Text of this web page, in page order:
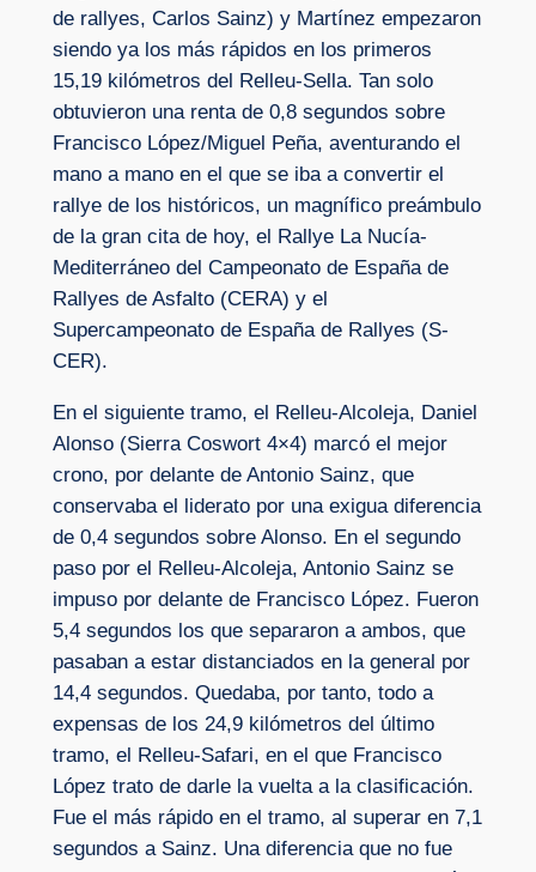
de rallyes, Carlos Sainz) y Martínez empezaron
siendo ya los más rápidos en los primeros
15,19 kilómetros del Relleu-Sella. Tan solo
obtuvieron una renta de 0,8 segundos sobre
Francisco López/Miguel Peña, aventurando el
mano a mano en el que se iba a convertir el
rallye de los históricos, un magnífico preámbulo
de la gran cita de hoy, el Rallye La Nucía-
Mediterráneo del Campeonato de España de
Rallyes de Asfalto (CERA) y el
Supercampeonato de España de Rallyes (S-
CER).
En el siguiente tramo, el Relleu-Alcoleja, Daniel
Alonso (Sierra Coswort 4×4) marcó el mejor
crono, por delante de Antonio Sainz, que
conservaba el liderato por una exigua diferencia
de 0,4 segundos sobre Alonso. En el segundo
paso por el Relleu-Alcoleja, Antonio Sainz se
impuso por delante de Francisco López. Fueron
5,4 segundos los que separaron a ambos, que
pasaban a estar distanciados en la general por
14,4 segundos. Quedaba, por tanto, todo a
expensas de los 24,9 kilómetros del último
tramo, el Relleu-Safari, en el que Francisco
López trato de darle la vuelta a la clasificación.
Fue el más rápido en el tramo, al superar en 7,1
segundos a Sainz. Una diferencia que no fue